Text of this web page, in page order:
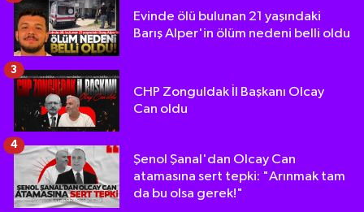
Evinde ölü bulunan 21 yaşındaki
Barış Alper'in ölüm nedeni belli oldu
CHP Zonguldak İl Başkanı Olcay
Can oldu
3
Şenol Şanal'dan Olcay Can
atamasına sert tepki: "Arınmak tam
da bu olsa gerek!"
4